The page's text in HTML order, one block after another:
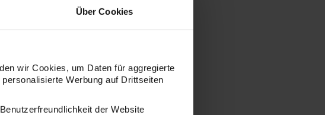
Über Cookies
wir Cookies, um Daten für aggregierte
Werbung auf Drittseiten
der Website